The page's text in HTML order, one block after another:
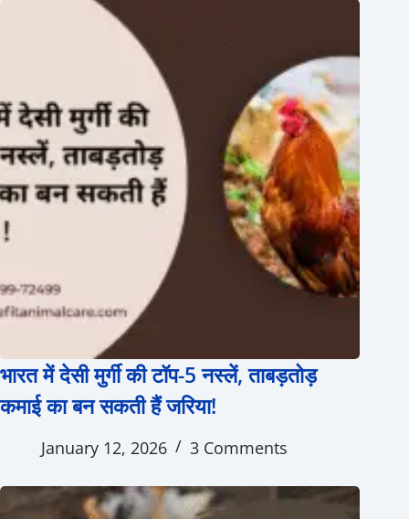
भारत में देसी मुर्गी की टॉप-5 नस्लें, ताबड़तोड़
कमाई का बन सकती हैं जरिया!
January 12, 2026 3 Comments